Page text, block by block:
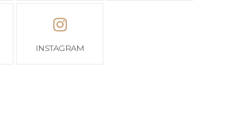
INSTAGRAM